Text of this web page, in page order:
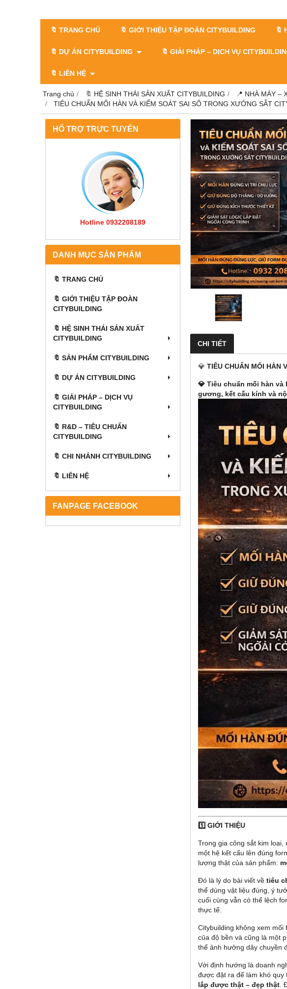
🔖 TRANG CHỦ 🔖 GIỚI THIỆU TẬP ĐOÀN CITYBUILDING 🔖
🔖 DỰ ÁN CITYBUILDING 🔖 GIẢI PHÁP – DỊCH VỤ
🔖 LIÊN HỆ
Trang chủ 🔖 HỆ SINH THÁI SẢN XUẤT CITYBUILDING 📍 NHÀ MÁY –
TIÊU CHUẨN MỐI HÀN VÀ KIỂM SOÁT SAI SỐ TRONG XƯỞNG SẮT
HỔ TRỢ TRỰC TUYẾN
Hotline 0932208189
DANH MỤC SẢN PHẨM
🔖 TRANG CHỦ
🔖 GIỚI THIỆU TẬP ĐOÀN
CITYBUILDING
🔖 HỆ SINH THÁI SẢN XUẤT
CITYBUILDING
🔖 SẢN PHẨM CITYBUILDING
🔖 DỰ ÁN CITYBUILDING
🔖 GIẢI PHÁP – DỊCH VỤ
CITYBUILDING
🔖​​​​​​​ R&D – TIÊU CHUẨN
CITYBUILDING
🔖 CHI NHÁNH CITYBUILDING
🔖 LIÊN HỆ
FANPAGE FACEBOOK
CHI TIẾT
💎 TIÊU CHUẨN MỐI HÀN
💎 Tiêu chuẩn mối hàn
gương, kết cấu kính và
1️⃣ GIỚI THIỆU
Trong gia công sắt kim loại,
một hệ kết cấu lên đúng
lượng thật của sản phẩm:
Đó là lý do bài viết về tiêu
thể dùng vật liệu đúng, ý
cuối cùng vẫn có thể lệch
thực tế.
Citybuilding không xem
của độ bền và cũng là một
thể ảnh hưởng dây chuyền
Với định hướng là doanh
được đặt ra để làm khó
lắp được thật – đẹp thật .